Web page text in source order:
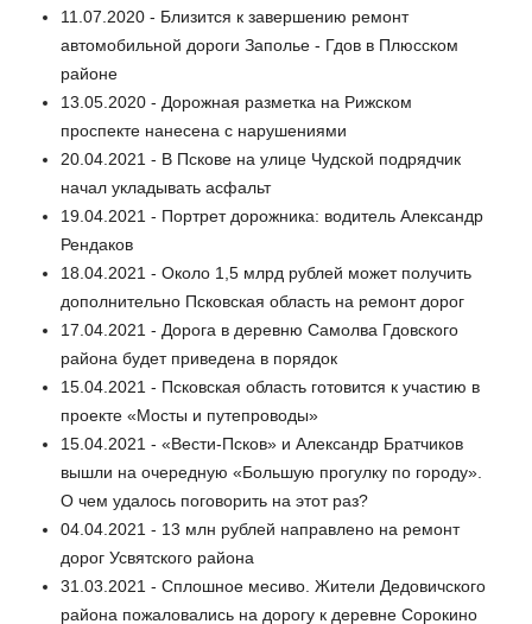
11.07.2020 - Близится к завершению ремонт
автомобильной дороги Заполье - Гдов в Плюсском
районе
13.05.2020 - Дорожная разметка на Рижском
проспекте нанесена с нарушениями
20.04.2021 - В Пскове на улице Чудской подрядчик
начал укладывать асфальт
19.04.2021 - Портрет дорожника: водитель Александр
Рендаков
18.04.2021 - Около 1,5 млрд рублей может получить
дополнительно Псковская область на ремонт дорог
17.04.2021 - Дорога в деревню Самолва Гдовского
района будет приведена в порядок
15.04.2021 - Псковская область готовится к участию в
проекте «Мосты и путепроводы»
15.04.2021 - «Вести-Псков» и Александр Братчиков
вышли на очередную «Большую прогулку по городу».
О чем удалось поговорить на этот раз?
04.04.2021 - 13 млн рублей направлено на ремонт
дорог Усвятского района
31.03.2021 - Сплошное месиво. Жители Дедовичского
района пожаловались на дорогу к деревне Сорокино